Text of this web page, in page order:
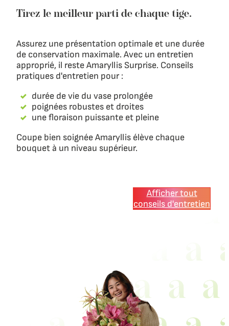
Tirez le meilleur parti de chaque tige.
Assurez une présentation optimale et une durée
de conservation maximale. Avec un entretien
approprié, il reste Amaryllis Surprise. Conseils
pratiques d'entretien pour :
durée de vie du vase prolongée
poignées robustes et droites
une floraison puissante et pleine
Coupe bien soignée Amaryllis élève chaque
bouquet à un niveau supérieur.
Afficher tout
conseils d'entretien